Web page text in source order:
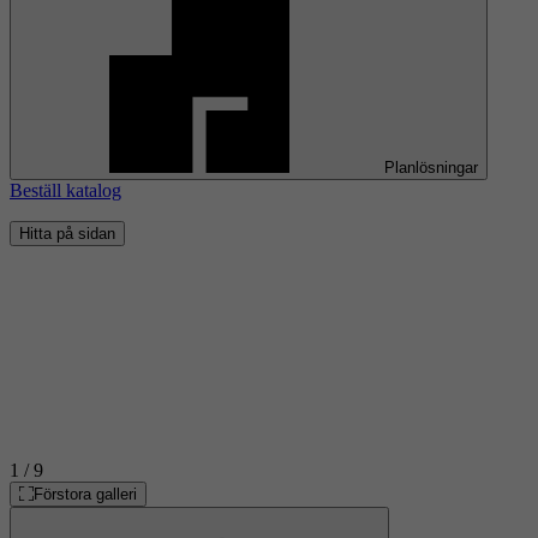
Planlösningar
Beställ katalog
Hitta på sidan
1 / 9
Förstora galleri